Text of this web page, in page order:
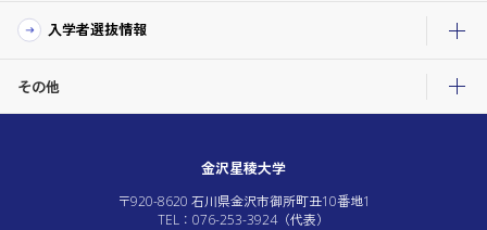
入学者選抜情報
その他
金沢星稜大学
〒920-8620 石川県金沢市御所町丑10番地1
TEL：076-253-3924（代表）